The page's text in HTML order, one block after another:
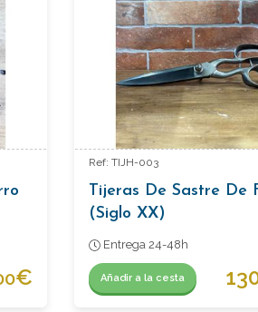
€
Ref: TIJH-003
Tijeras De Sastre De
(Siglo XX)
Entrega 24-48h
Añadir a la cesta